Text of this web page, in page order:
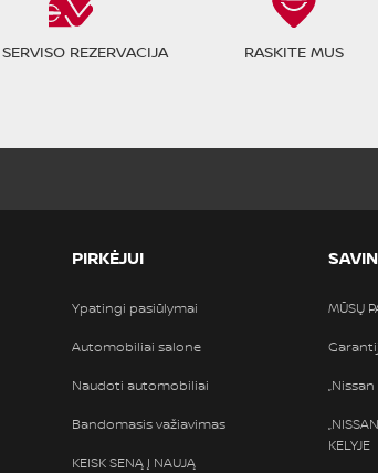
REZERVACIJA RASKITE MUS
PIRKĖJUI
Ypatingi pasiūlymai
Automobiliai salone
Naudoti automobiliai
Bandomasis važiavimas
KEISK SENĄ Į NAUJĄ
MŪSŲ
KELYJE